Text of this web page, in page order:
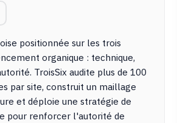
positionnée sur les trois
organique : technique,
TroisSix audite plus de 100
par site, construit un maillage
et déploie une stratégie de
pour renforcer l'autorité de